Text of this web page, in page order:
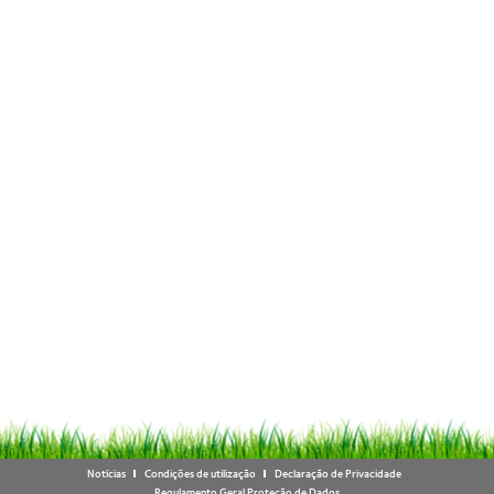
Notícias Condições de utilização
Declaração de Privacidade